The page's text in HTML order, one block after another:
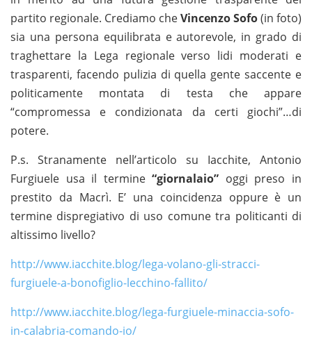
partito regionale. Crediamo cheVincenzo Sofo(in foto)
sia una persona equilibrata e autorevole, in grado di
traghettare la Lega regionale verso lidi moderati e
trasparenti, facendo pulizia di quella gente saccente e
politicamente montata di testa che appare
“compromessa e condizionata da certi giochi”…di
potere.
P.s. Stranamente nell’articolo su Iacchite, Antonio
Furgiuele usa il termine“giornalaio” oggi preso in
prestito da Macrì. E’ una coincidenza oppure è un
termine dispregiativo di uso comune tra politicanti di
altissimo livello?
http://www.iacchite.blog/lega-volano-gli-stracci-
furgiuele-a-bonofiglio-lecchino-fallito/
http://www.iacchite.blog/lega-furgiuele-minaccia-sofo-
in-calabria-comando-io/